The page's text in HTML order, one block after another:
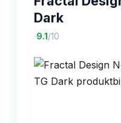
Dark
·9.1 /10